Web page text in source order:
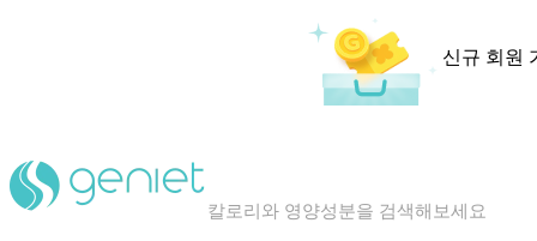
신규 회원
혈당 · 다이어트 음식 검색해보세요